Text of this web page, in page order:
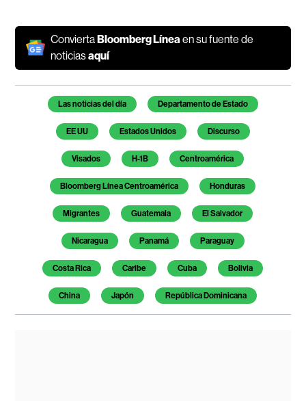
ConviertaBloomberg Línea en su fuente de
noticiasaquí
Temas de este artículo
Las noticias del día Departamento de Estado
EE UU Estados Unidos Discurso
Visados H-1B Centroamérica
Bloomberg Línea Centroamérica Honduras
Migrantes Guatemala El Salvador
Nicaragua Panamá Paraguay
Costa Rica Caribe Cuba Bolivia
China Japón República Dominicana